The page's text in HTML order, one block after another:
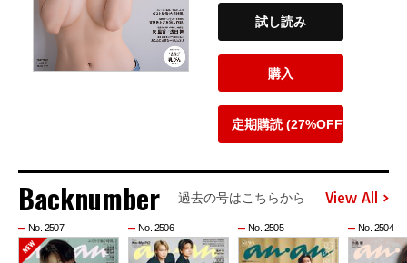
試し読み
購入
定期購読 (27%OFF)
Backnumber 過去の号はこちらから View All
No. 2507 No. 2506 No. 2505 No. 2504